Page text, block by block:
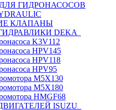
ГИДРОНАСОСОВ
КЛАПАНЫ
DEKA
K3V112
HPV145
HPV118
HPV95
M5X130
M5X180
HMGF68
ISUZU